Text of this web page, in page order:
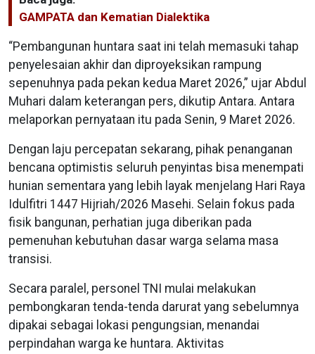
GAMPATA dan Kematian Dialektika
“Pembangunan huntara saat ini telah memasuki tahap
penyelesaian akhir dan diproyeksikan rampung
sepenuhnya pada pekan kedua Maret 2026,” ujar Abdul
Muhari dalam keterangan pers, dikutip Antara. Antara
melaporkan pernyataan itu pada Senin, 9 Maret 2026.
Dengan laju percepatan sekarang, pihak penanganan
bencana optimistis seluruh penyintas bisa menempati
hunian sementara yang lebih layak menjelang Hari Raya
Idulfitri 1447 Hijriah/2026 Masehi. Selain fokus pada
fisik bangunan, perhatian juga diberikan pada
pemenuhan kebutuhan dasar warga selama masa
transisi.
Secara paralel, personel TNI mulai melakukan
pembongkaran tenda-tenda darurat yang sebelumnya
dipakai sebagai lokasi pengungsian, menandai
perpindahan warga ke huntara. Aktivitas